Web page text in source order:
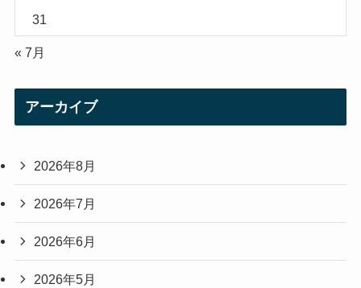
31
« 7月
アーカイブ
2026年8月
2026年7月
2026年6月
2026年5月